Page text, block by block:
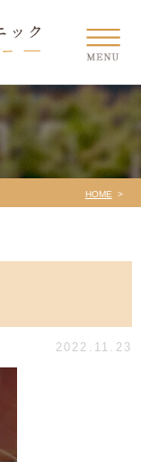
HOME
2022.11.23